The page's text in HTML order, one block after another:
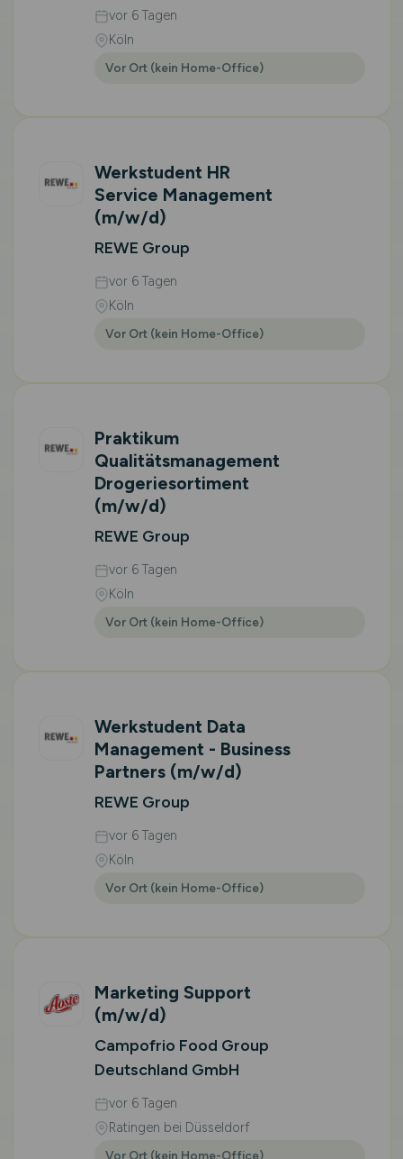
vor 6 Tagen
Köln
Vor Ort (kein Home-Office)
Werkstudent HR
Service Management
(m/w/d)
REWE Group
vor 6 Tagen
Köln
Vor Ort (kein Home-Office)
Praktikum
Qualitätsmanagement
Drogeriesortiment
(m/w/d)
REWE Group
vor 6 Tagen
Köln
Vor Ort (kein Home-Office)
Werkstudent Data
Management - Business
Partners (m/w/d)
REWE Group
vor 6 Tagen
Köln
Vor Ort (kein Home-Office)
Marketing Support
(m/w/d)
Campofrio Food Group
Deutschland GmbH
vor 6 Tagen
Ratingen bei Düsseldorf
Vor Ort (kein Home-Office)